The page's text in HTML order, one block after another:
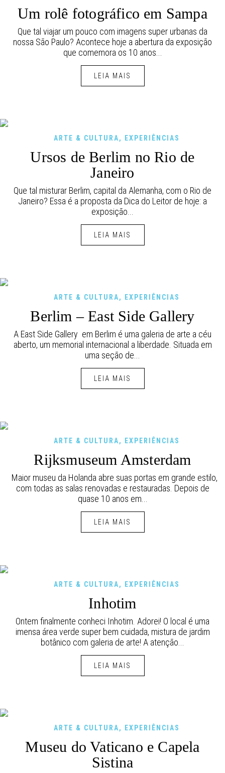
Um rolê fotográfico em Sampa
Que tal viajar um pouco com imagens super urbanas da
nossa São Paulo? Acontece hoje a abertura da exposição
que comemora os 10 anos...
LEIA MAIS
ARTE & CULTURA, EXPERIÊNCIAS
Ursos de Berlim no Rio de
Janeiro
Que tal misturar Berlim, capital da Alemanha, com o Rio de
Janeiro? Essa é a proposta da Dica do Leitor de hoje: a
exposição...
LEIA MAIS
ARTE & CULTURA, EXPERIÊNCIAS
Berlim – East Side Gallery
A East Side Gallery em Berlim é uma galeria de arte a céu
aberto, um memorial internacional a liberdade. Situada em
uma seção de...
LEIA MAIS
ARTE & CULTURA, EXPERIÊNCIAS
Rijksmuseum Amsterdam
Maior museu da Holanda abre suas portas em grande estilo,
com todas as salas renovadas e restauradas. Depois de
quase 10 anos em...
LEIA MAIS
ARTE & CULTURA, EXPERIÊNCIAS
Inhotim
Ontem finalmente conheci Inhotim. Adorei! O local é uma
imensa área verde super bem cuidada, mistura de jardim
botânico com galeria de arte! A atenção...
LEIA MAIS
ARTE & CULTURA, EXPERIÊNCIAS
Museu do Vaticano e Capela
Sistina